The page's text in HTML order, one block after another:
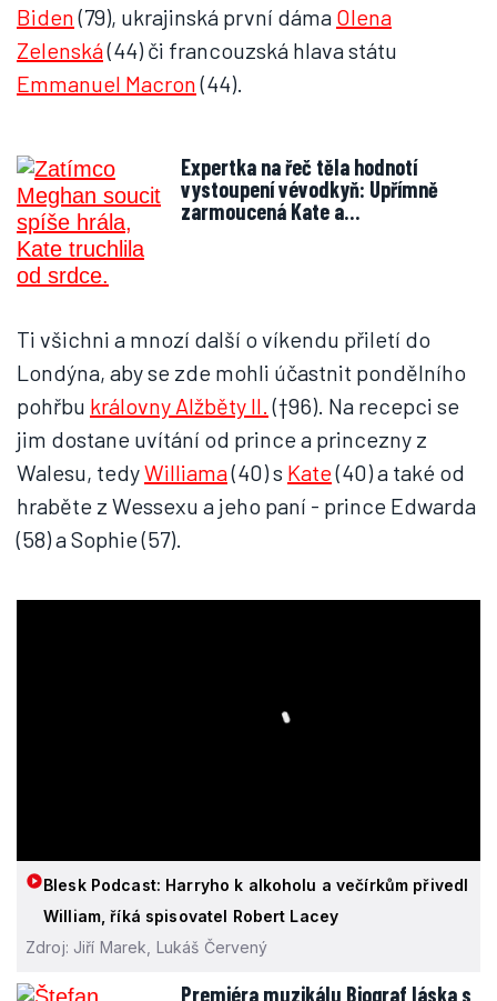
Biden(79), ukrajinská první dáma Olena
Zelenská(44) či francouzská hlava státu
Emmanuel Macron(44).
Expertka na řeč těla hodnotí
vystoupení vévodkyň: Upřímně
zarmoucená Kate a…
Ti všichni a mnozí další o víkendu přiletí do
Londýna, aby se zde mohli účastnit pondělního
pohřbu královny Alžběty II. (†96). Na recepci se
jim dostane uvítání od prince a princezny z
Walesu, tedyWilliama(40) s Kate(40) a také od
hraběte z Wessexu a jeho paní - prince Edwarda
(58) a Sophie (57).
Blesk Podcast: Harryho k alkoholu a večírkům přivedl
William, říká spisovatel Robert Lacey
Zdroj: Jiří Marek, Lukáš Červený
Premiéra muzikálu Biograf láska s